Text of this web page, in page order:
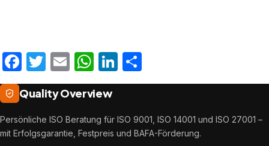
Facebook
Twitter
EmailWhatsApp
LinkedIn
Quality Overview
Persönliche ISO Beratung für ISO 9001, ISO 14001 und ISO 27001 –
mit Erfolgsgarantie, Festpreis und BAFA-Förderung.